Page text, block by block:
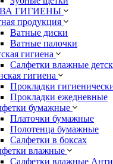
ГИГИЕНЫ
продукция
Ватные диски
Ватные палочки
гигиена
Салфетки влажные
гигиена
Прокладки
Прокладки ежедневные
бумажные
Платочки бумажные
Полотенца бумажные
Салфетки в боксах
влажные
Салфетки влажные